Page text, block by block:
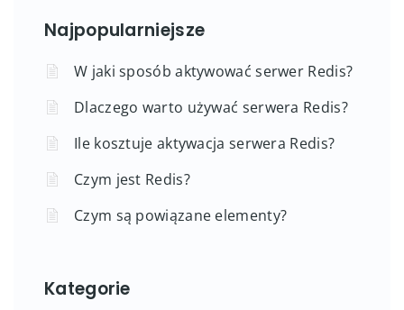
Najpopularniejsze
W jaki sposób aktywować serwer Redis?
Dlaczego warto używać serwera Redis?
Ile kosztuje aktywacja serwera Redis?
Czym jest Redis?
Czym są powiązane elementy?
Kategorie